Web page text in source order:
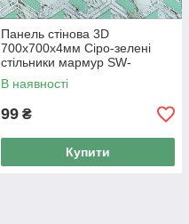
Панель стінова 3D
700х700х4мм Сіро-зелені
стільники мармур SW-
00002006
В наявності
99 ₴
Купити